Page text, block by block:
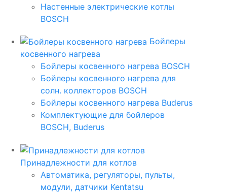
Настенные электрические котлы
BOSCH
Бойлеры
косвенного нагрева
Бойлеры косвенного нагрева BOSCH
Бойлеры косвенного нагрева для
солн. коллекторов BOSCH
Бойлеры косвенного нагрева Buderus
Комплектующие для бойлеров
BOSCH, Buderus
Принадлежности для котлов
Автоматика, регуляторы, пульты,
модули, датчики Kentatsu